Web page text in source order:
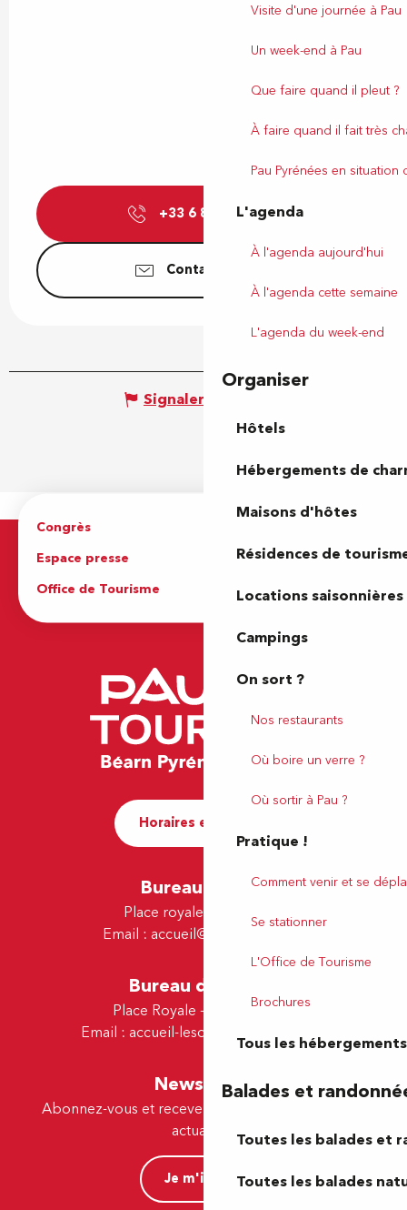
Visite d'une journée à Pau
Un week-end à Pau
Que faire quand il pleut ?
À faire quand il fait très
Pau Pyrénées en situation
L'agenda
À l'agenda aujourd'hui
À l'agenda cette semaine
L'agenda du week-end
Organiser
Hôtels
Hébergements de
Maisons d'hôtes
Résidences de
Locations saisonnières
Campings
On sort ?
Nos restaurants
Où boire un verre ?
Où sortir à Pau ?
Pratique !
Comment venir et se
Se stationner
L'Office de Tourisme
Brochures
Tous les hébergements
Balades et
Toutes les balades et
Toutes les balades
+33 6 86 90 91▒▒
Contactez-nous
Signaler une erreur
Congrès
Espace presse
Brochures
Office de Tourisme
Horaires et contact
Bureau de Pau
Place royale - 64000 Pau
Email : accueil@tourismepau.fr
Bureau de Lescar
Place Royale - 64230 Lescar
Email : accueil-lescar@tourismepau.fr
Newsletter
Abonnez-vous et recevez par e-mail nos offres et
actualités.
Je m'inscris